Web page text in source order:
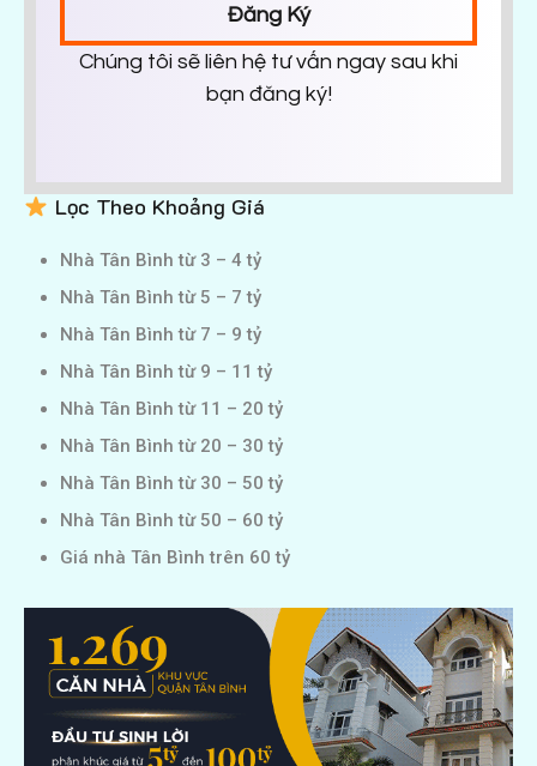
Đăng Ký
Chúng tôi sẽ liên hệ tư vấn ngay sau khi
bạn đăng ký!
Lọc Theo Khoảng Giá
Nhà Tân Bình từ 3 – 4 tỷ
Nhà Tân Bình từ 5 – 7 tỷ
Nhà Tân Bình từ 7 – 9 tỷ
Nhà Tân Bình từ 9 – 11 tỷ
Nhà Tân Bình từ 11 – 20 tỷ
Nhà Tân Bình từ 20 – 30 tỷ
Nhà Tân Bình từ 30 – 50 tỷ
Nhà Tân Bình từ 50 – 60 tỷ
Giá nhà Tân Bình trên 60 tỷ